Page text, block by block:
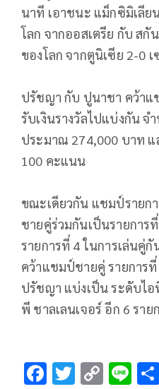
นาที เอาชนะ แม็กซิมิเลี
โลก จากออสเตรีย กับ สกั
ของโลก จากตูนิเซีย 2-0
ปรัชญา กับ ปูนาชา คว้า
รับเงินรางวัลไปแบ่งกัน จ
ประมาณ 274,000 บาท
100 คะแนน
ขณะเดียวกัน แชมป์รายก
ชายคู่ร่วมกันเป็นรายกา
รายการที่ 4 ในการเล่นคู่
คว้าแชมป์ชายคู่ รายการ
ปรัชญา แบ่งเป็น ระดับไอ
พี ชาลเลนเจอร์ อีก 6 ราย
F T C Li